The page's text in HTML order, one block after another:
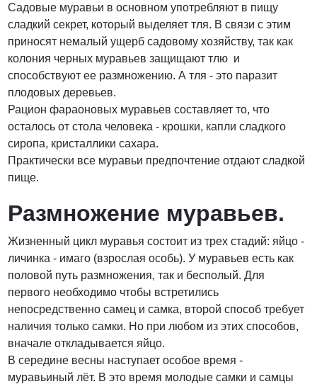
Садовые муравьи в основном употребляют в пищу
сладкий секрет, который выделяет тля. В связи с этим
приносят немалый ущерб садовому хозяйству, так как
колония черных муравьев защищают тлю и
способствуют ее размножению. А тля - это паразит
плодовых деревьев.
Рацион фараоновых муравьев составляет то, что
осталось от стола человека - крошки, капли сладкого
сиропа, кристаллики сахара.
Практически все муравьи предпочтение отдают сладкой
пище.
Размножение муравьев.
Жизненный цикл муравья состоит из трех стадий: яйцо -
личинка - имаго (взрослая особь). У муравьев есть как
половой путь размножения, так и бесполый. Для
первого необходимо чтобы встретились
непосредственно самец и самка, второй способ требует
наличия только самки. Но при любом из этих способов,
вначале откладывается яйцо.
В середине весны наступает особое время -
муравьиный лёт. В это время молодые самки и самцы